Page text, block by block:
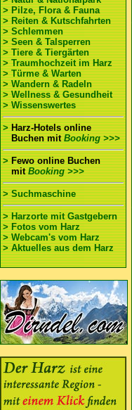
> Pilze, Flora & Fauna
> Reiten & Kutschfahrten
> Schlemmen
> Seen & Talsperren
> Tiere & Tiergärten
> Traumhochzeit im Harz
> Türme & Warten
> Wandern & Radeln
> Wellness & Gesundheit
> Wissenswertes
>Harz-Hotels online
Buchen mit Booking >>>
>Fewo online Buchen
mitBooking >>>
> Suchmaschine
> Harzorte mit Gastgebern
> Fotos vom Harz
> Webcam's vom Harz
> Aktuelles aus dem Harz